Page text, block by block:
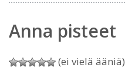
Anna pisteet
(ei vielä ääniä)